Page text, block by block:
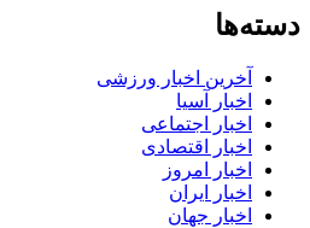
دسته‌ها
آخرین اخبار ورزشی
اخبار آسیا
اخبار اجتماعی
اخبار اقتصادی
اخبار امروز
اخبار ایران
اخبار جهان